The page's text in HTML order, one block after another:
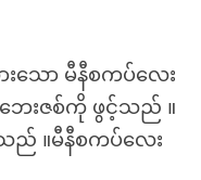
သော မီနီစကပ်လေး
ဘေးဇစ်ကို ဖွင့်သည် ။
သည် ။မီနီစကပ်လေး